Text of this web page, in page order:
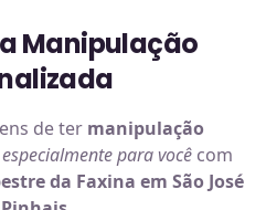
Manipulação
de ter manipulação
para vocêcom
da Faxina em São José